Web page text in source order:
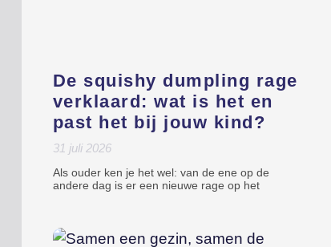
De squishy dumpling rage
verklaard: wat is het en
past het bij jouw kind?
31 juli 2026
Als ouder ken je het wel: van de ene op de
andere dag is er een nieuwe rage op het